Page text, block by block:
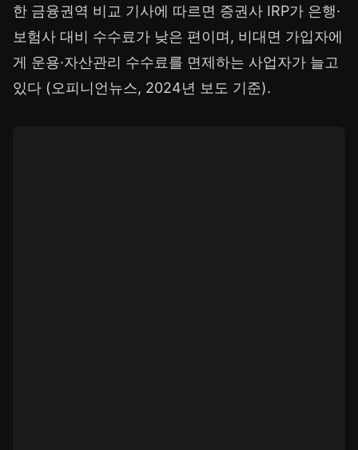
한 금융권역 비교 기사에 따르면 증권사 IRP가 은행·
보험사 대비 수수료가 낮은 편이며, 비대면 가입자에
게 운용·자산관리 수수료를 면제하는 사업자가 늘고
있다 (오피니언뉴스, 2024년 보도 기준).